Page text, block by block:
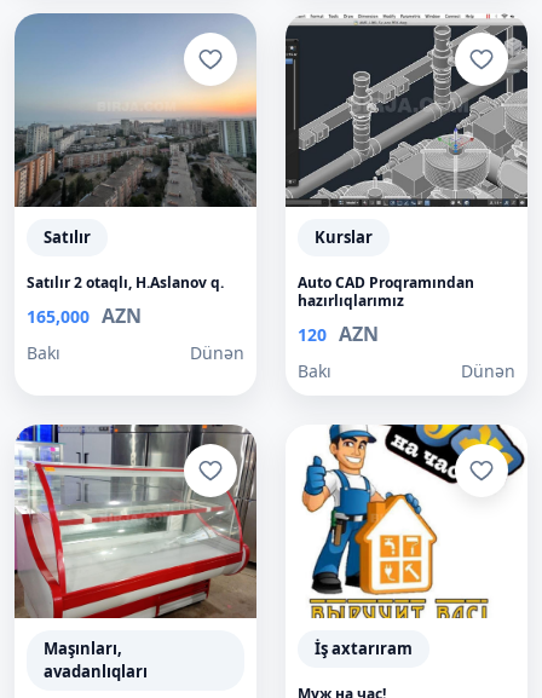
Satılır
Satılır 2 otaqlı, H.Aslanov q.
165,000 AZN
Bakı Dünən
Kurslar
Auto CAD Proqramından
hazırlıqlarımız
120 AZN
Bakı Dünən
Maşınları,
avadanlıqları
İş axtarıram
Муж на час!